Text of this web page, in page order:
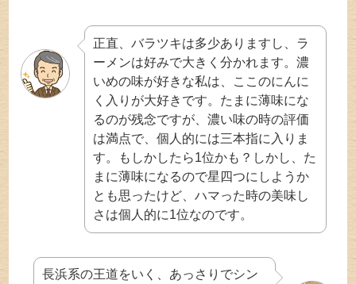
正直、バラツキは多少ありますし、ラ
ーメンは好みで大きく分かれます。濃
いめの味が好きな私は、ここのにんに
く入りが大好きです。たまに薄味にな
るのが残念ですが、濃い味の時の評価
は満点で、個人的には三本指に入りま
す。もしかしたら1位かも？しかし、た
まに薄味になるので星四つにしようか
とも思ったけど、ハマった時の美味し
さは個人的に1位なのです。
長浜系の王道をいく、あっさりでシン